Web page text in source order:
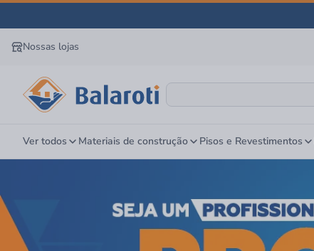
Nossas lojas
Ver todos Materiais de construção Pisos e Revestimentos